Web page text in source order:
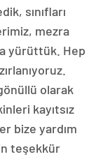
sınıfları
mezra
yürüttük. Hep
olarak
kayıtsız
bize yardım
teşekkür